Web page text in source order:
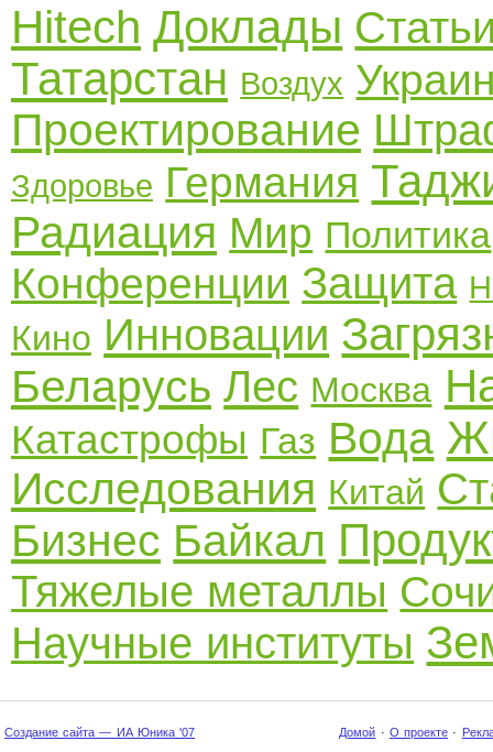
Hitech Доклады
Татарстан Воздух
Проектирование
Здоровье Германия
Радиация Мир Политика
Конференции Защита
Кино Инновации
Беларусь Лес Москва
Катастрофы Газ Вода
Исследования Китай
Бизнес Байкал
Тяжелые металлы
Научные институты
Создание сайта — ИА Юника '07 Домой · О проекте ·